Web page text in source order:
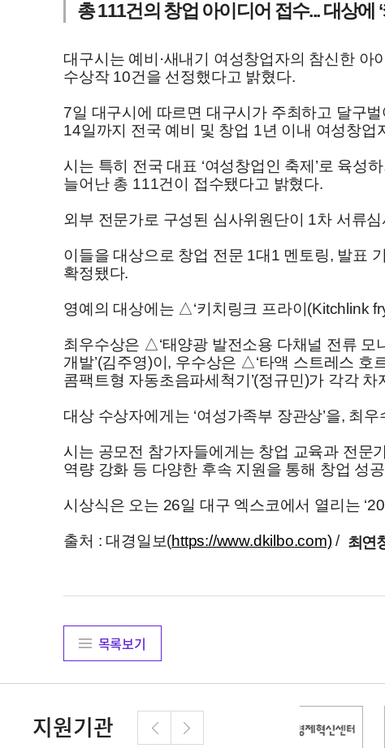
총 111건의 창업 아이디어 접수... 대상에
대구시는 예비·새내기 여성창업자의 참신한 아
수상작 10건을 선정했다고 밝혔다.
7일 대구시에 따르면 대구시가 주최하고 달구
14일까지 전국 예비 및 창업 1년 이내 여성창업
시는 특히 전국 대표 ‘여성창업인 축제’로 육
늘어난 총 111건이 접수됐다고 밝혔다.
외부 전문가로 구성된 심사위원단이 1차 서류
이들을 대상으로 창업 전문 1대1 멘토링, 발표
확정됐다.
영예의 대상에는 △‘키치링크 프라이(Kitchlink
최우수상은 △‘태양광 발전소용 다채널 전류 모
개발’(김주영)이, 우수상은 △‘타액 스트레스 호
콤팩트형 자동초음파세척기’(정규민)가 각각
대상 수상자에게는 ‘여성가족부 장관상’을, 최
시는 공모전 참가자들에게는 창업 교육과 전문
역량 강화 등 다양한 후속 지원을 통해 창업 성
시상식은 오는 26일 대구 엑스코에서 열리는
출처 : 대경일보(https://www.dkilbo.com)/ 최연
목록보기
지원기관